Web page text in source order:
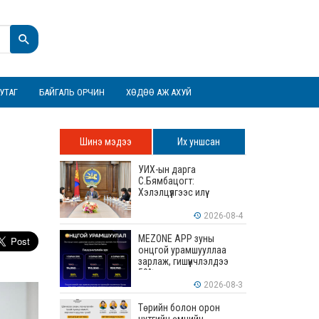
БАЙГАЛЬ ОРЧИН ХӨДӨӨ АЖ АХУЙ
Шинэ мэдээ Их уншсан
УИХ-ын дарга
С.Бямбацогт:
Хэлэлцүүлгээс илүү
бодит үр дүн чухал2026-08-4
MEZONE APP зуны
онцгой урамшууллаа
зарлаж, гишүүнчлэлдээ
50% хүртэлх хөнгөлөлт үзүүлж
2026-08-3
Төрийн болон орон